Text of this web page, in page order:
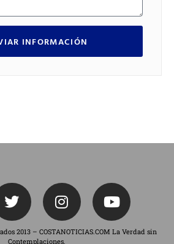
INFORMACIÓN
2013 – COSTANOTICIAS.COM La Verdad sin
Contemplaciones.